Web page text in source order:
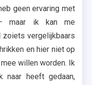
geen ervaring met
maar ik kan me
vergelijkbaars
en hier niet op
willen worden. Ik
naar heeft gedaan,